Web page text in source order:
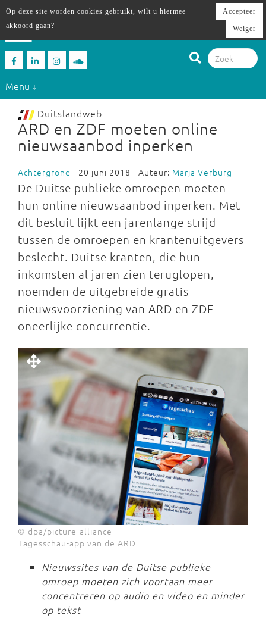
Menu ↓
Duitslandweb
ARD en ZDF moeten online
nieuwsaanbod inperken
Achtergrond - 20 juni 2018 - Auteur: Marja Verburg
De Duitse publieke omroepen moeten
hun online nieuwsaanbod inperken. Met
dit besluit lijkt een jarenlange strijd
tussen de omroepen en krantenuitgevers
beslecht. Duitse kranten, die hun
inkomsten al jaren zien teruglopen,
noemden de uitgebreide gratis
nieuwsvoorziening van ARD en ZDF
oneerlijke concurrentie.
© dpa/picture-alliance
Tagesschau-app van de ARD
Nieuwssites van de Duitse publieke
omroep moeten zich voortaan meer
concentreren op audio en video en minder
op tekst
Op deze site worden cookies gebruikt, wilt u hiermee
akkoord gaan?
Accepteer
Weiger